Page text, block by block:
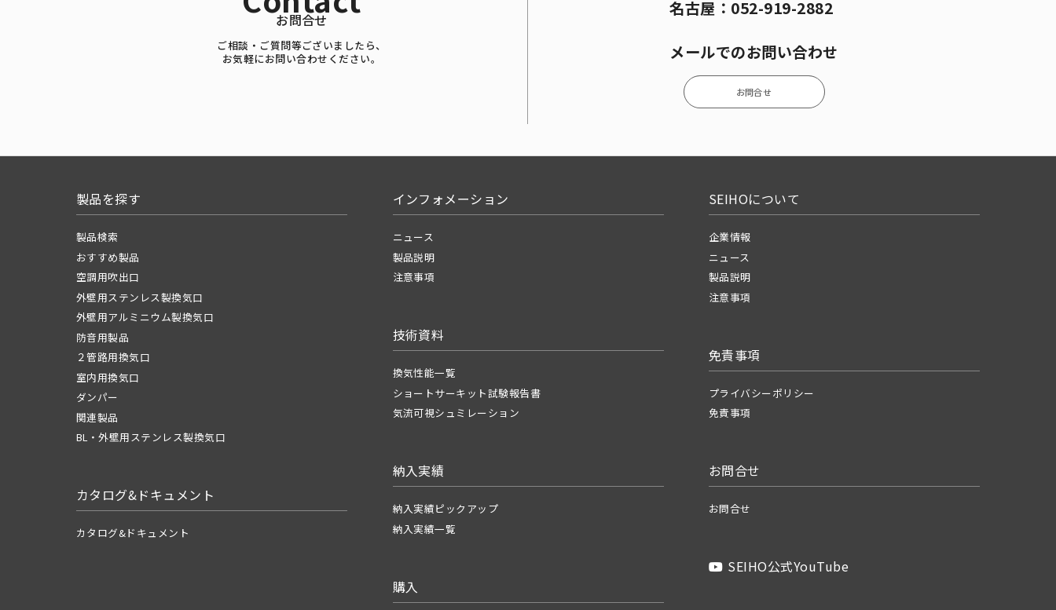
お問合せ
ご相談・ご質問等ございましたら、
お気軽にお問い合わせください。
名古屋 ： 052-919-2882
メールでのお問い合わせ
お問合せ
製品を探す
製品検索
おすすめ製品
空調用吹出口
外壁用ステンレス製換気口
外壁用アルミニウム製換気口
防音用製品
２管路用換気口
室内用換気口
ダンパー
関連製品
BL・外壁用ステンレス製換気口
カタログ&ドキュメント
カタログ&ドキュメント
インフォメーション
ニュース
製品説明
注意事項
技術資料
換気性能一覧
ショートサーキット試験報告書
気流可視シュミレーション
納入実績
納入実績ピックアップ
納入実績一覧
購入
SEIHOについて
企業情報
ニュース
製品説明
注意事項
免責事項
プライバシーポリシー
免責事項
お問合せ
お問合せ
SEIHO公式YouTube